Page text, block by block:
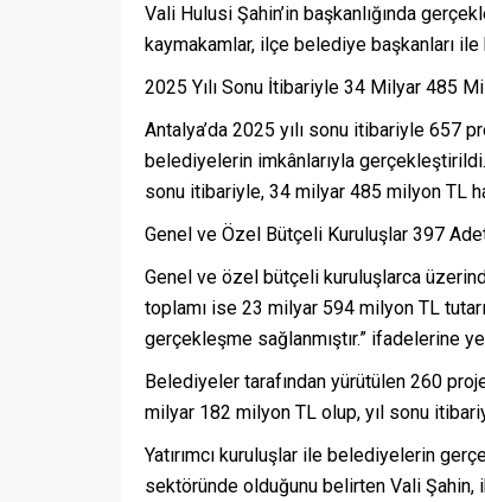
Vali Hulusi Şahin’in başkanlığında
kaymakamlar, ilçe belediye başkanları ile
2025 Yılı Sonu İtibariyle 34 Milyar 485
Antalya’da 2025 yılı sonu itibariyle 657
belediyelerin imkânlarıyla
sonu itibariyle, 34 milyar 485 milyon TL
Genel ve Özel Bütçeli Kuruluşlar 397
Genel ve özel bütçeli kuruluşlarca
toplamı ise 23 milyar 594 milyon TL
gerçekleşme sağlanmıştır.” ifadelerine
Belediyeler tarafından yürütülen 260
milyar 182 milyon TL olup, yıl sonu
Yatırımcı kuruluşlar ile belediyelerin
sektöründe olduğunu belirten Vali Şahin,